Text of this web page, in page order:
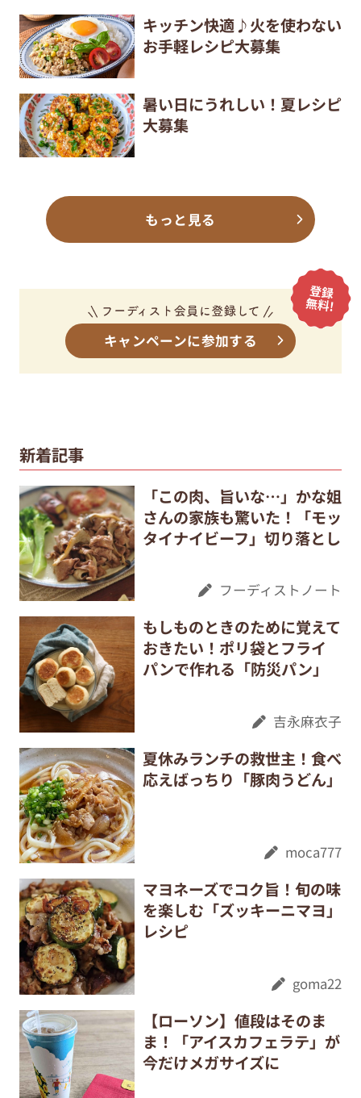
キッチン快適♪火を使わない
お手軽レシピ大募集
暑い日にうれしい！夏レシピ
大募集
もっと見る
キャンペーンに参加する
新着記事
「この肉、旨いな…」かな姐
さんの家族も驚いた！「モッ
タイナイビーフ」切り落とし
フーディストノート
もしものときのために覚えて
おきたい！ポリ袋とフライ
パンで作れる「防災パン」
吉永麻衣子
夏休みランチの救世主！食べ
応えばっちり「豚肉うどん」
moca777
マヨネーズでコク旨！旬の味
を楽しむ「ズッキーニマヨ」
レシピ
goma22
【ローソン】値段はそのま
ま！「アイスカフェラテ」が
今だけメガサイズに